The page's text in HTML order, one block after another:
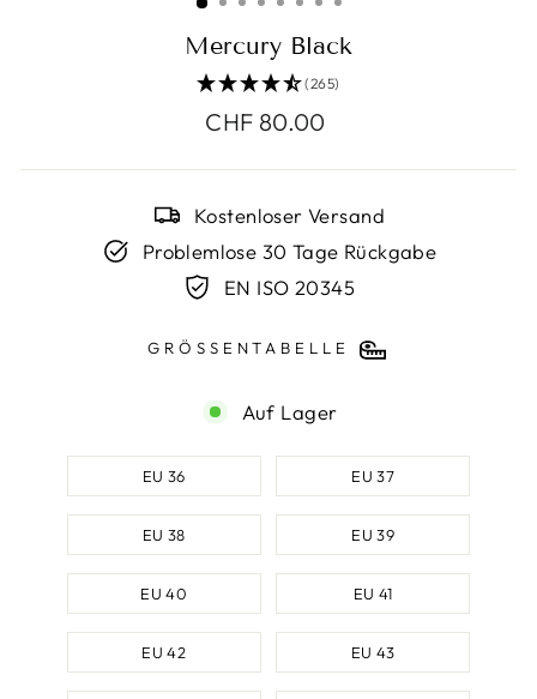
Mercury Black
(265)
Normaler
CHF 80.00
Kostenloser Versand
Problemlose 30 Tage Rückgabe
EN ISO 20345
GRÖSSENTABELLE
Auf Lager
SCHUHGRÖSSE
EU 36 EU 37
EU 38 EU 39
EU 40 EU 41
EU 42 EU 43